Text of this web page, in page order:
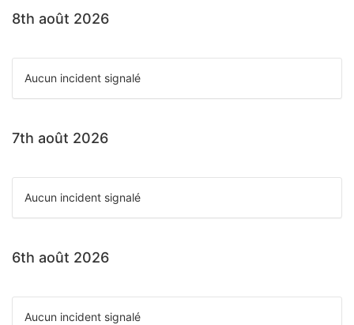
8th août 2026
Aucun incident signalé
7th août 2026
Aucun incident signalé
6th août 2026
Aucun incident signalé